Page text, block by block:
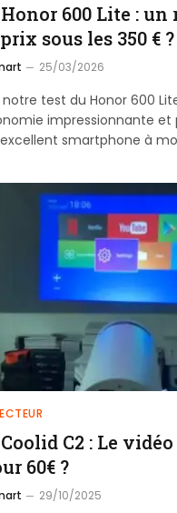
600 Lite :
sous les 350 € ?
25/03/2026
test du Honor 600
impressionnante
excellent smartphone à
C2 : Le
60€ ?
29/10/2025